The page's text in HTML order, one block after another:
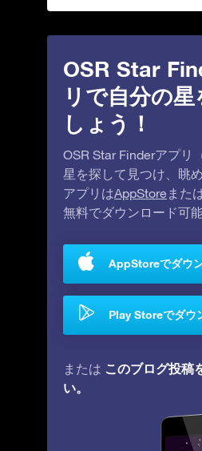
OSR Star
リで自分の星
しょう！
OSR Star Finderアプリ
星を探して見つけ、眺
アプリはAppStore また
無料でダウンロード可
AppStoreでダウ
Play Storeでダウ
または このブログ投稿
い。